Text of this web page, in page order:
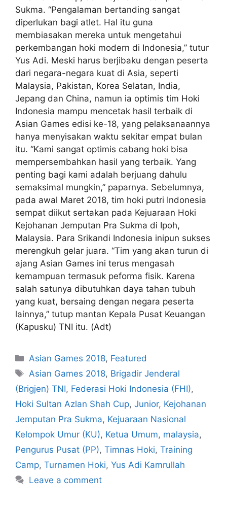
Sukma. “Pengalaman bertanding sangat
diperlukan bagi atlet. Hal itu guna
membiasakan mereka untuk mengetahui
perkembangan hoki modern di Indonesia,” tutur
Yus Adi. Meski harus berjibaku dengan peserta
dari negara-negara kuat di Asia, seperti
Malaysia, Pakistan, Korea Selatan, India,
Jepang dan China, namun ia optimis tim Hoki
Indonesia mampu mencetak hasil terbaik di
Asian Games edisi ke-18, yang pelaksanaannya
hanya menyisakan waktu sekitar empat bulan
itu. “Kami sangat optimis cabang hoki bisa
mempersembahkan hasil yang terbaik. Yang
penting bagi kami adalah berjuang dahulu
semaksimal mungkin,” paparnya. Sebelumnya,
pada awal Maret 2018, tim hoki putri Indonesia
sempat diikut sertakan pada Kejuaraan Hoki
Kejohanan Jemputan Pra Sukma di Ipoh,
Malaysia. Para Srikandi Indonesia inipun sukses
merengkuh gelar juara. “Tim yang akan turun di
ajang Asian Games ini terus mengasah
kemampuan termasuk peforma fisik. Karena
salah satunya dibutuhkan daya tahan tubuh
yang kuat, bersaing dengan negara peserta
lainnya,” tutup mantan Kepala Pusat Keuangan
(Kapusku) TNI itu. (Adt)
Asian Games 2018, Featured
Asian Games 2018, Brigadir Jenderal
(Brigjen) TNI, Federasi Hoki Indonesia (FHI),
Hoki Sultan Azlan Shah Cup, Junior, Kejohanan
Jemputan Pra Sukma, Kejuaraan Nasional
Kelompok Umur (KU), Ketua Umum, malaysia,
Pengurus Pusat (PP), Timnas Hoki, Training
Camp, Turnamen Hoki, Yus Adi Kamrullah
Leave a comment